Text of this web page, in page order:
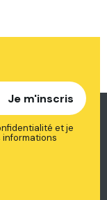
Je m'inscris
et je